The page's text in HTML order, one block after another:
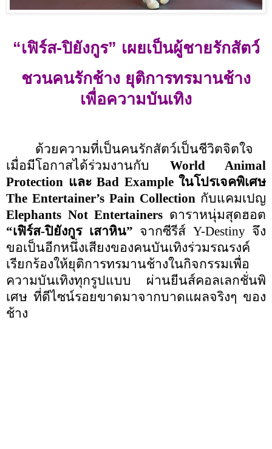
“เฟิร์ส-ปิยังกูร” เผยเป็นผู้ชายรักสัตว์
ชวนคนรักช้าง ยุติการทรมานช้าง
เพื่อความบันเทิง
ด้วยความที่เป็นคนรักสัตว์เป็นชีวิตจิตใจ
เมื่อมีโอกาสได้ร่วมงานกับ World Animal
Protection และ Bad Example ในโปรเจคพิเศษ
The Entertainer’s Pain Collection กับแคมเปญ
Elephants Not Entertainers ดาราหนุ่มสุดฮอต
“เฟิร์ส-ปิยังกูร เสาหิน” จากซีรีส์ Y-Destinyจึง
ขอเป็นอีกหนึ่งเสียงของคนบันเทิงร่วมรณรงค์
เรียกร้องให้ยุติการทรมานช้างในกิจกรรมเพื่อ
ความบันเทิงทุกรูปแบบ ผ่านยีนส์คอลเลกชั่นพิ
เศษ ที่ดีไซน์รอยขาดมาจากบาดแผลจริงๆ ของ
ช้าง